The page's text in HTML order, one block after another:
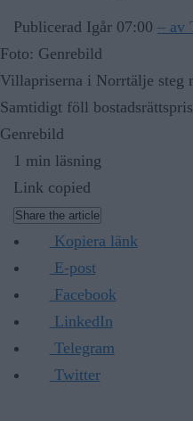
Publicerad Igår 07:00 – av
Foto: Genrebild
Villapriserna i Norrtälje steg
Samtidigt föll
Genrebild
1 min läsning
Link copied
Share the article
Kopiera länk
E-post
Facebook
LinkedIn
Telegram
Twitter